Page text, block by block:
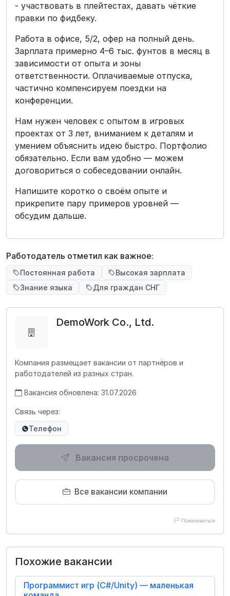
- участвовать в плейтестах, давать чёткие
правки по фидбеку.
Работа в офисе, 5/2, офер на полный день.
Зарплата примерно 4–6 тыс. фунтов в месяц в
зависимости от опыта и зоны
ответственности. Оплачиваемые отпуска,
частично компенсируем поездки на
конференции.
Нам нужен человек с опытом в игровых
проектах от 3 лет, вниманием к деталям и
умением объяснить идею быстро. Портфолио
обязательно. Если вам удобно — можем
договориться о собеседовании онлайн.
Напишите коротко о своём опыте и
прикрепите пару примеров уровней —
обсудим дальше.
Работодатель отметил как важное:
Постоянная работа
Высокая зарплата
Знание языка
Для граждан СНГ
DemoWork Co., Ltd.
Компания размещает вакансии от партнёров и
работодателей из разных стран.
Вакансия обновлена: 31.07.2026
Связь через:
Телефон
Вакансия просрочена
Все вакансии компании
Пожаловаться
Похожие вакансии
Программист игр (C#/Unity) — маленькая